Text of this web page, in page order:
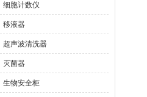
细胞计数仪
移液器
超声波清洗器
灭菌器
生物安全柜